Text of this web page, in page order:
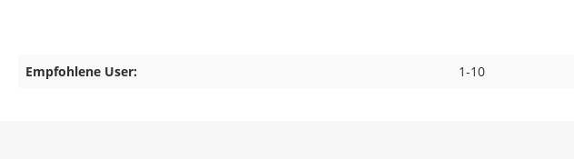
Empfohlene User: 1-10